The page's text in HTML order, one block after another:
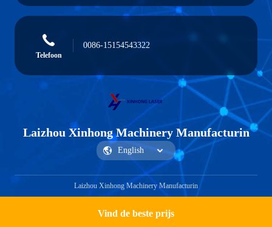
Vind de beste prijs
Telefoon
0086-15154543322
Laizhou Xinhong Machinery Manufacturin
Laizhou Xinhong Machinery Manufacturin
Get a Quote